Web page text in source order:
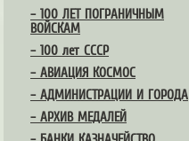
– 100 ЛЕТ ПОГРАНИЧНЫМ
ВОЙСКАМ
– 100 лет СССР
– АВИАЦИЯ КОСМОС
– АДМИНИСТРАЦИИ И ГОРОДА
– АРХИВ МЕДАЛЕЙ